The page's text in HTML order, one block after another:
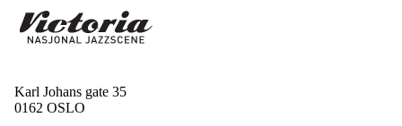
Karl Johans gate 35
0162 OSLO